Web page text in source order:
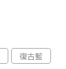
復古藍